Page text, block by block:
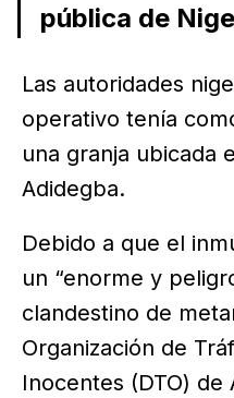
pública de
Las autoridades
operativo tenía
una granja ubicada
Adidegba.
Debido a que el
un “enorme y
clandestino de
Organización de
Inocentes (DTO) de